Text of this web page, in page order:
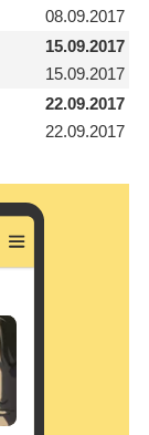
08.09.2017
15.09.2017
15.09.2017
22.09.2017
22.09.2017